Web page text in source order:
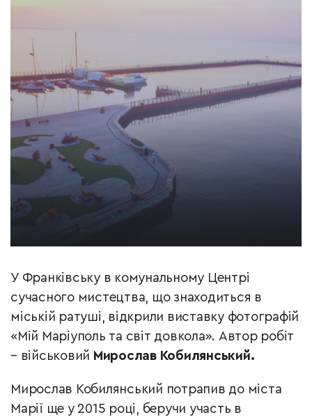
У Франківську в комунальному Центрі
сучасного мистецтва, що знаходиться в
міській ратуші, відкрили виставку фотографій
«Мій Маріуполь та світ довкола». Автор робіт
– військовий Мирослав Кобилянський.
Мирослав Кобилянський потрапив до міста
Марії ще у 2015 році, беручи участь в